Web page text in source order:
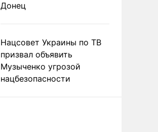
Донец
Нацсовет Украины по ТВ
призвал объявить
Музыченко угрозой
нацбезопасности